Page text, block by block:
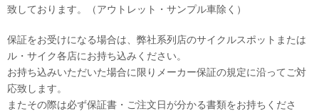
致しております。（アウトレット・サンプル車除く）
保証をお受けになる場合は、弊社系列店のサイクルスポットまたは
ル・サイク各店にお持ち込みください。
お持ち込みいただいた場合に限りメーカー保証の規定に沿ってご対
応致します。
またその際は必ず保証書・ご注文日が分かる書類をお持ちくださ